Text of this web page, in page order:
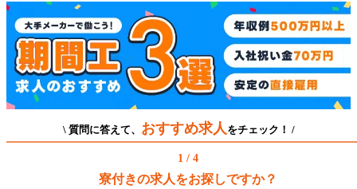
\ 質問に答えて、 おすすめ求人 をチェック！ /
1 / 4
寮付きの求人をお探しですか？